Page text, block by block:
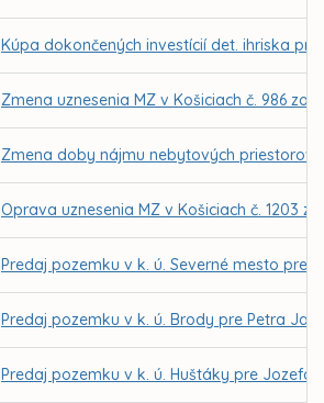
Kúpa dokončených investícií det. ihriska
Zmena uznesenia MZ v Košiciach č. 986 zo
Zmena doby nájmu nebytových priestorov
Oprava uznesenia MZ v Košiciach č. 1203
Predaj pozemku v k. ú. Severné mesto pre
Predaj pozemku v k. ú. Brody pre Petra
Predaj pozemku v k. ú. Huštáky pre Jozefa